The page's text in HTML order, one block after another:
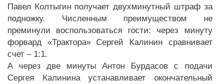
Павел Колтыгин получает двухминутный штраф за
подножку. Численным преимуществом не
преминули воспользоваться гости: через минуту
форвард «Трактора» Сергей Калинин сравнивает
счет – 1:1.
А через две минуты Антон Бурдасов с подачи
Сергея Калинина устанавливает окончательный